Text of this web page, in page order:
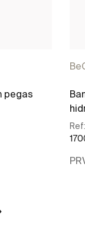
pegas
Ref: